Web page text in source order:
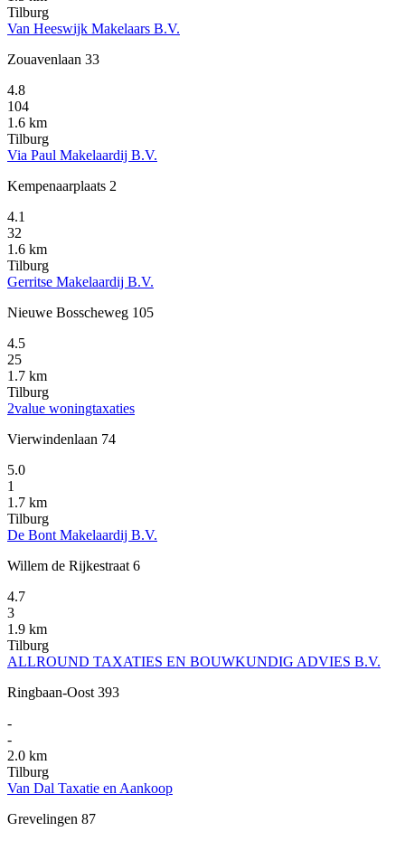
Tilburg
Van Heeswijk Makelaars B.V.
Zouavenlaan 33
4.8
104
1.6 km
Tilburg
Via Paul Makelaardij B.V.
Kempenaarplaats 2
4.1
32
1.6 km
Tilburg
Gerritse Makelaardij B.V.
Nieuwe Bosscheweg 105
4.5
25
1.7 km
Tilburg
2value woningtaxaties
Vierwindenlaan 74
5.0
1
1.7 km
Tilburg
De Bont Makelaardij B.V.
Willem de Rijkestraat 6
4.7
3
1.9 km
Tilburg
ALLROUND TAXATIES EN BOUWKUNDIG ADVIES B.V.
Ringbaan-Oost 393
-
-
2.0 km
Tilburg
Van Dal Taxatie en Aankoop
Grevelingen 87